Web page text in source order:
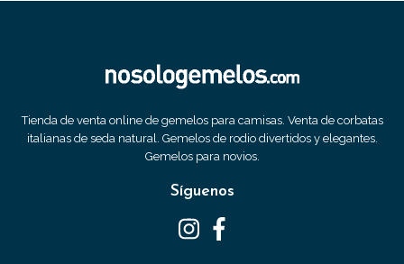
Tienda de venta online de gemelos para camisas. Venta de corbatas
italianas de seda natural. Gemelos de rodio divertidos y elegantes.
Gemelos para novios.
Síguenos